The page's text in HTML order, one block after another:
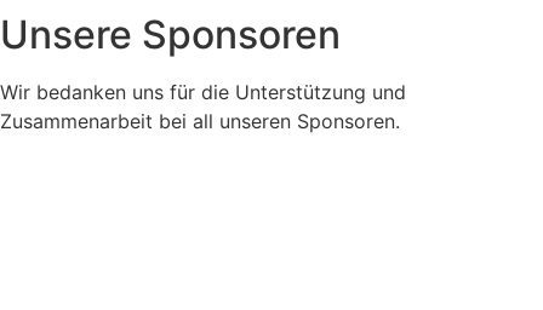
Unsere Sponsoren
Wir bedanken uns für die Unterstützung und
Zusammenarbeit bei all unseren Sponsoren.